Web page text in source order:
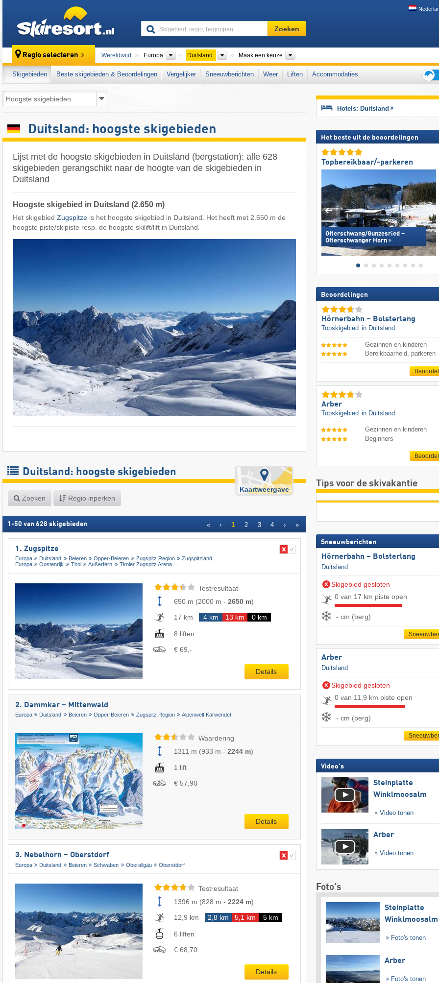
Skigebied,
regio,
…
Zoeken
Regio selecteren Wereldwijd Europa Continenten
Duitsland LandenMaak een keuze
Skigebieden Beste skigebieden & Beoordelingen Vergelijker Sneeuwberichten Weer Liften
Accommodaties
voor
Duitsland: hoogste skigebieden
Lijst met de hoogste skigebieden in Duitsland (bergstation): alle 628
skigebieden gerangschikt naar de hoogte van de skigebieden in
Duitsland
Hoogste skigebied in Duitsland (2.650 m)
Het skigebied Zugspitze is het hoogste skigebied in Duitsland. Het heeft met 2.650 m de
hoogste piste/skipiste resp. de hoogste skilift/lift in Duitsland.
Duitsland: hoogste skigebieden
Zoeken Regio inperken
Kaartweergave
1 -50 van 628 skigebieden « ‹ 1 2 3 4 › »
1. Zugspitze
Europa Duitsland Beieren Opper-Beieren Zugspitz Region
Zugspitzland
Europa
Oostenrijk Tirol Außerfern Tiroler Zugspitz Arena
Testresultaat
650 m (2000 m - 2650 m)
17 km
4 km 13 km 0 km
8 liften
€ 69,-
Details
2. Dammkar – Mittenwald
Europa Duitsland Beieren Opper-Beieren Zugspitz Region Alpenwelt Karwendel
Waardering
1311 m (933 m - 2244 m)
1 lift
€ 57,90
Details
3. Nebelhorn – Oberstdorf
Europa Duitsland Beieren Schwaben Oberallgäu Oberstdorf
Testresultaat
1396 m (828 m - 2224 m)
12,9 km
2,8 km 5,1 km 5 km
6 liften
€ 68,70
Details
Hotels: Duitsland
Het beste uit de beoordelingen
Topbereikbaar/-parkeren
Ofterschwang/​Gunzesried –
Ofterschwanger Horn
Beoordelingen
Hörnerbahn – Bolsterlang
Topskigebied in Duitsland
Gezinnen en kinderen
Bereikbaarheid, parkeren
Arber
Topskigebied in Duitsland
Gezinnen en kinderen
Beginners
Tips voor de skivakantie
Sneeuwberichten
Hörnerbahn – Bolsterlang
Duitsland
Skigebied gesloten
0 van 17 km piste open
- cm (berg)
Arber
Duitsland
Skigebied gesloten
0 van 11,9 km piste open
- cm (berg)
Video's
Steinplatte
Winklmoosalm
Video tonen
Arber
Video tonen
Foto's
Steinplatte
Winklmoosalm
Foto's tonen
Arber
Foto's tonen